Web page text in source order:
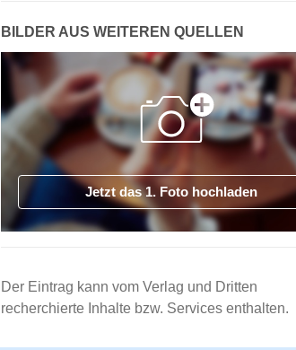
BILDER AUS WEITEREN QUELLEN
Jetzt das 1. Foto hochladen
Der Eintrag kann vom Verlag und Dritten
recherchierte Inhalte bzw. Services enthalten.